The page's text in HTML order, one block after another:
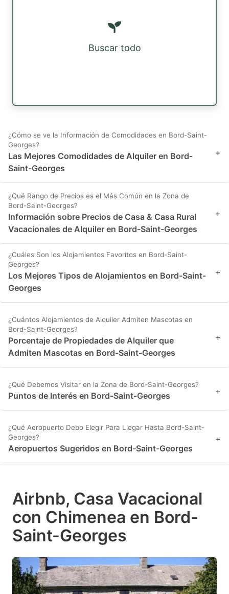
Buscar todo
¿Cómo se ve la Información de Comodidades en Bord-Saint-
Georges?
Las Mejores Comodidades de Alquiler en Bord-
Saint-Georges
+
¿Qué Rango de Precios es el Más Común en la Zona de
Bord-Saint-Georges?
Información sobre Precios de Casa & Casa Rural
Vacacionales de Alquiler en Bord-Saint-Georges
+
¿Cuáles Son los Alojamientos Favoritos en Bord-Saint-
Georges?
Los Mejores Tipos de Alojamientos en Bord-Saint-
Georges
+
¿Cuántos Alojamientos de Alquiler Admiten Mascotas en
Bord-Saint-Georges?
Porcentaje de Propiedades de Alquiler que
Admiten Mascotas en Bord-Saint-Georges
+
¿Qué Debemos Visitar en la Zona de Bord-Saint-Georges?
Puntos de Interés en Bord-Saint-Georges +
¿Qué Aeropuerto Debo Elegir Para Llegar Hasta Bord-Saint-
Georges?
Aeropuertos Sugeridos en Bord-Saint-Georges
+
Airbnb, Casa Vacacional
con Chimenea en Bord-
Saint-Georges